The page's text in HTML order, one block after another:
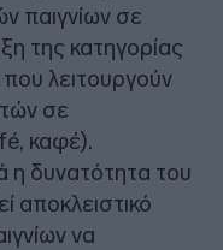
παιγνίων σε
της κατηγορίας
λειτουργούν
σε
καφέ).
η δυνατότητα του
αποκλειστικό
να